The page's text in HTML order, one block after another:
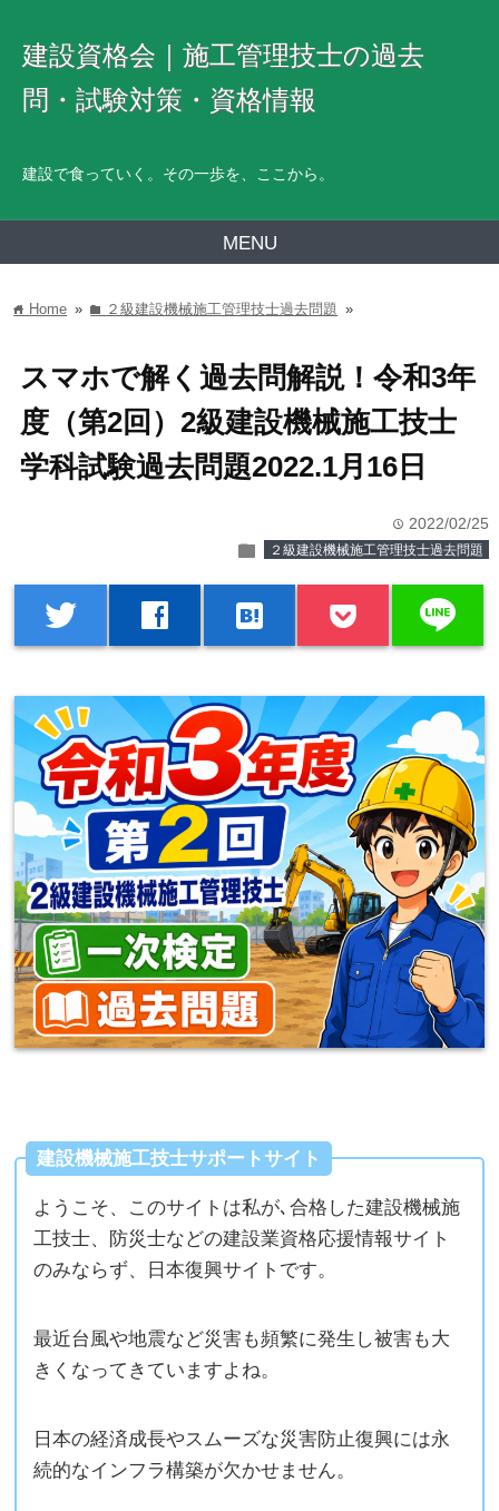
建設資格会｜施工管理技士の過去
問・試験対策・資格情報
建設で食っていく。その一歩を、ここから。
MENU
home Home » folder ２級建設機械施工管理技士過去問題 »
スマホで解く過去問解説！令和3年
度（第2回）2級建設機械施工技士
学科試験過去問題2022.1月16日
time 2022/02/25
folder ２級建設機械施工管理技士過去問題
twitter facebook hatenabookmark line
建設機械施工技士サポートサイト
ようこそ、このサイトは私が､合格した建設機械施
工技士、防災士などの建設業資格応援情報サイト
のみならず、日本復興サイトです。
最近台風や地震など災害も頻繁に発生し被害も大
きくなってきていますよね。
日本の経済成長やスムーズな災害防止復興には永
続的なインフラ構築が欠かせません。